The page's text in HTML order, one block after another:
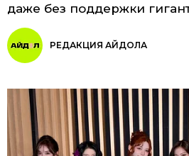
даже без поддержки
РЕДАКЦИЯ АЙДОЛА